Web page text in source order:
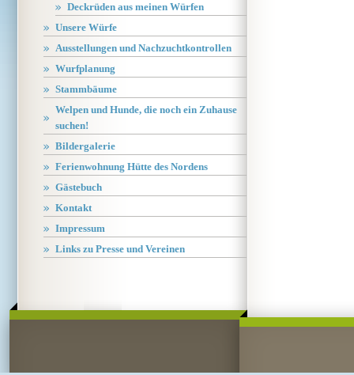
Deckrüden aus meinen Würfen
Unsere Würfe
Ausstellungen und Nachzuchtkontrollen
Wurfplanung
Stammbäume
Welpen und Hunde, die noch ein Zuhause
suchen!
Bildergalerie
Ferienwohnung Hütte des Nordens
Gästebuch
Kontakt
Impressum
Links zu Presse und Vereinen